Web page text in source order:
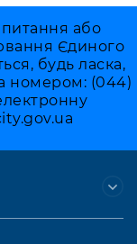
або
Єдиного
будь ласка,
номером: (044)